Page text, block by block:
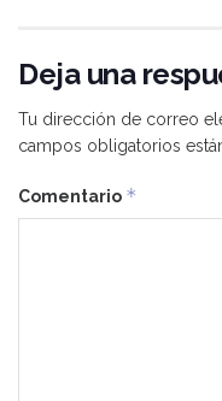
Deja una
Tu dirección de correo
campos obligatorios
Comentario *